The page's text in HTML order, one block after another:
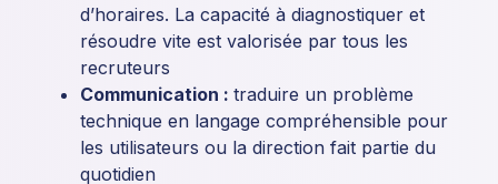
d’horaires. La capacité à diagnostiquer et
résoudre vite est valorisée par tous les
recruteurs
Communication : traduire un problème
technique en langage compréhensible pour
les utilisateurs ou la direction fait partie du
quotidien